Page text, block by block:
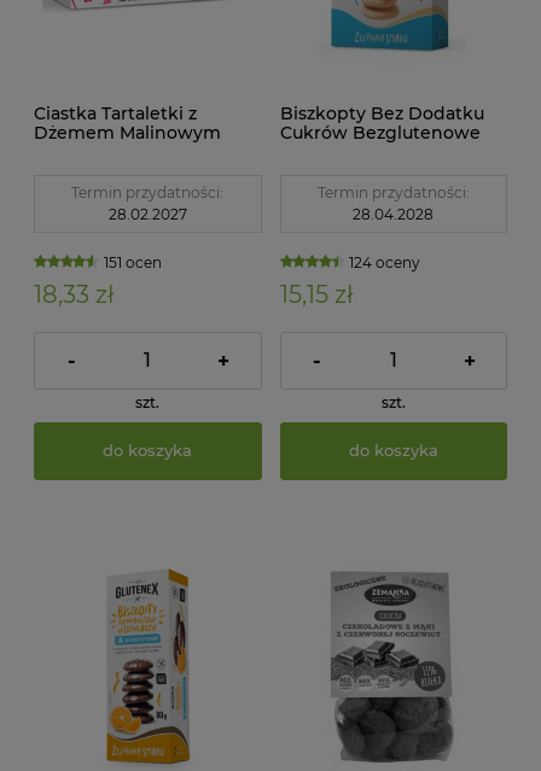
Ciastka Tartaletki z
Dżemem Malinowym
Termin przydatności:
28.02.2027
151 ocen
18,33 zł
- +
szt.
do koszyka
Biszkopty Bez Dodatku
Cukrów Bezglutenowe
Termin przydatności:
28.04.2028
124 oceny
15,15 zł
- +
szt.
do koszyka